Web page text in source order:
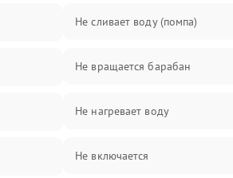
Не сливает воду (помпа)
Не вращается барабан
Не нагревает воду
Не включается